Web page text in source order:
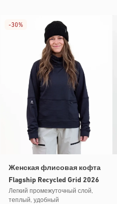
Женская флисовая кофта
Flagship Recycled Grid 2026
Легкий промежуточный слой,
теплый, удобный
-30%